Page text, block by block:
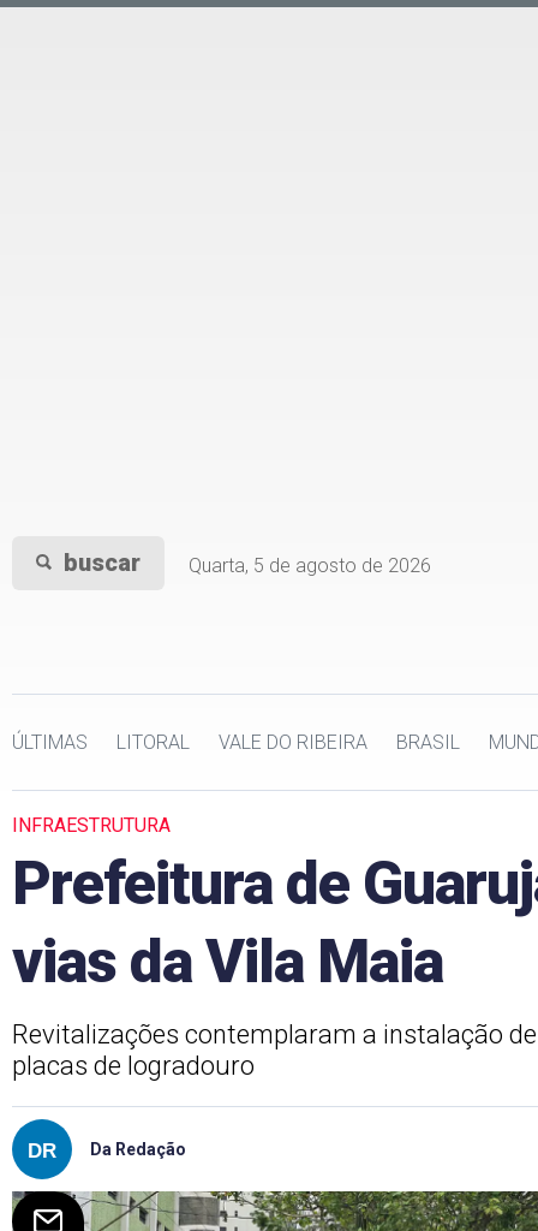
buscar Quarta, 5 de agosto de 2026
ÚLTIMAS LITORAL VALE DO RIBEIRA BRASIL
INFRAESTRUTURA
Prefeitura de
vias da Vila Maia
Revitalizações contemplaram a instalação
placas de logradouro
Da Redação